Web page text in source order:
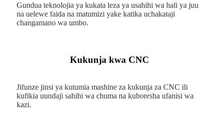
Gundua teknolojia ya kukata leza ya usahihi wa hali ya juu
na uelewe faida na matumizi yake katika uchakataji
changamano wa umbo.
Kukunja kwa CNC
Jifunze jinsi ya kutumia mashine za kukunja za CNC ili
kufikia uundaji sahihi wa chuma na kuboresha ufanisi wa
kazi.